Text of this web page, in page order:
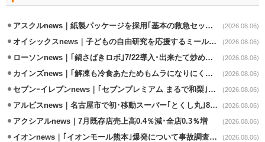
アスクルnews｜紙製パッケージを採用｢基本の救急セット｣8/5発売 (2026.08.06)
オイシックスnews｜子どもの自由研究を応援するミールキット8/6発売 (2026.08.06)
ローソンnews｜｢鍋さばきロボ｣7/22導入･出来たて炒めメニューを提供 (2026.08.06)
カインズnews｜｢解凍も冷食あたためもムラになりにくいフラットレンジ｣発売 (2026.08.06)
セブンｰイレブンnews｜｢セブンプレミアム まるで和梨｣8/11から順次発売 (2026.08.06)
アルビスnews｜名古屋市で初･移動スーパー｢とくし丸｣8/4運行開始 (2026.08.06)
アクシアルnews｜7月既存店売上高0.4％減･全店0.3％増 (2026.08.06)
イオンnews｜｢イオンモール熊本｣爆発について事故調査委員会設置 (2026.08.06)